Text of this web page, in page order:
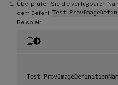
Überprüfen Sie die verfügbaren
dem Befehl Test-
Beispiel:
Test -